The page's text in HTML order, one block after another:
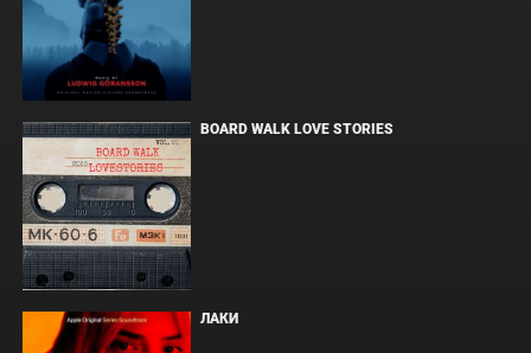
BOARD WALK LOVE STORIES
ЛАКИ